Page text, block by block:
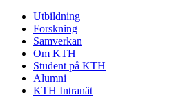
Utbildning
Forskning
Samverkan
Om KTH
Student på KTH
Alumni
KTH Intranät